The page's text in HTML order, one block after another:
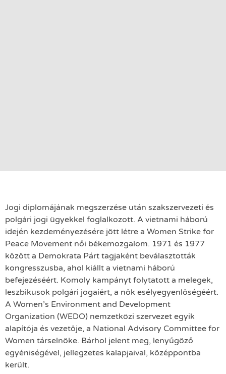
Jogi diplomájának megszerzése után szakszervezeti és
polgári jogi ügyekkel foglalkozott. A vietnami háború
idején kezdeményezésére jött létre a Women Strike for
Peace Movement női békemozgalom. 1971 és 1977
között a Demokrata Párt tagjaként beválasztották
kongresszusba, ahol kiállt a vietnami háború
befejezéséért. Komoly kampányt folytatott a melegek,
leszbikusok polgári jogaiért, a nők esélyegyenlőségéért.
A Women’s Environment and Development
Organization (WEDO) nemzetközi szervezet egyik
alapítója és vezetője, a National Advisory Committee for
Women társelnöke. Bárhol jelent meg, lenyűgöző
egyéniségével, jellegzetes kalapjaival, középpontba
került.